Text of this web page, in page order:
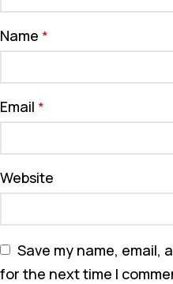
Name *
Email *
Website
Save my name, email,
for the next time I